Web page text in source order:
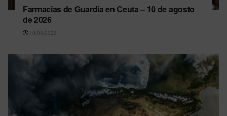
Farmacias de Guardia en Ceuta – 10 de agosto
de 2026
10/08/2026